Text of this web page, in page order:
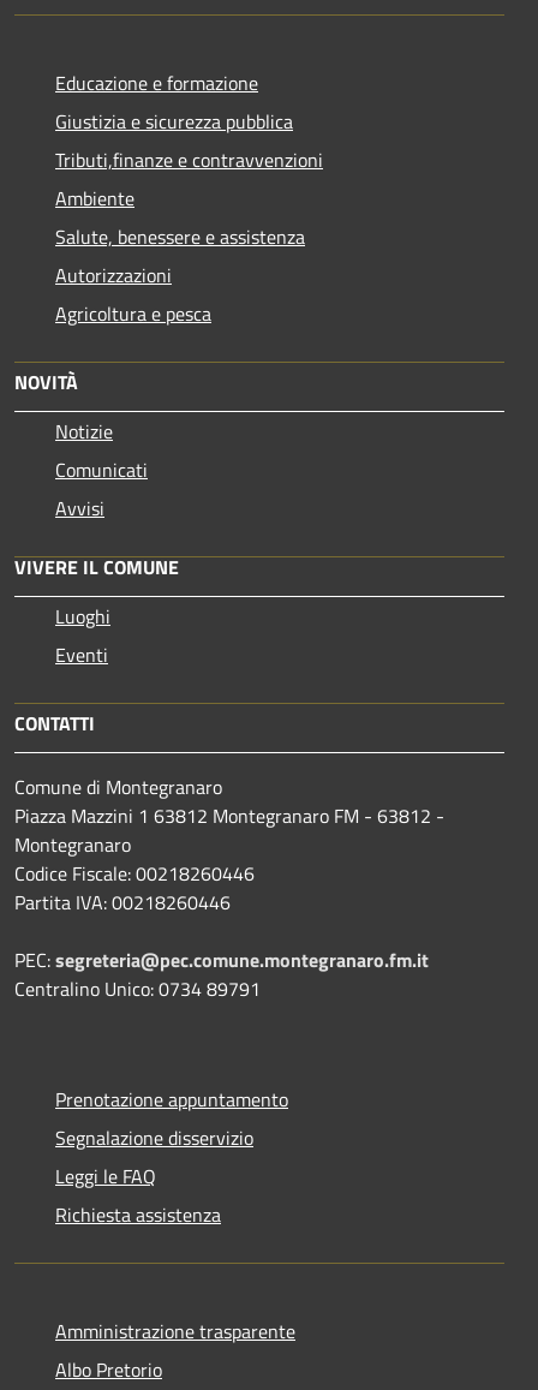
Educazione e formazione
Giustizia e sicurezza pubblica
Tributi,finanze e contravvenzioni
Ambiente
Salute, benessere e assistenza
Autorizzazioni
Agricoltura e pesca
NOVITÀ
Notizie
Comunicati
Avvisi
VIVERE IL COMUNE
Luoghi
Eventi
CONTATTI
Comune di Montegranaro
Piazza Mazzini 1 63812 Montegranaro FM - 63812 -
Montegranaro
Codice Fiscale: 00218260446
Partita IVA: 00218260446
PEC:segreteria@pec.comune.montegranaro.fm.it
Centralino Unico: 0734 89791
Prenotazione appuntamento
Segnalazione disservizio
Leggi le FAQ
Richiesta assistenza
Amministrazione trasparente
Albo Pretorio